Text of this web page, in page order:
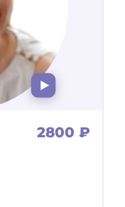
2800 ₽